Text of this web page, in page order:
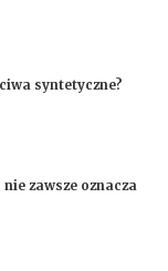
syntetyczne?
zawsze oznacza